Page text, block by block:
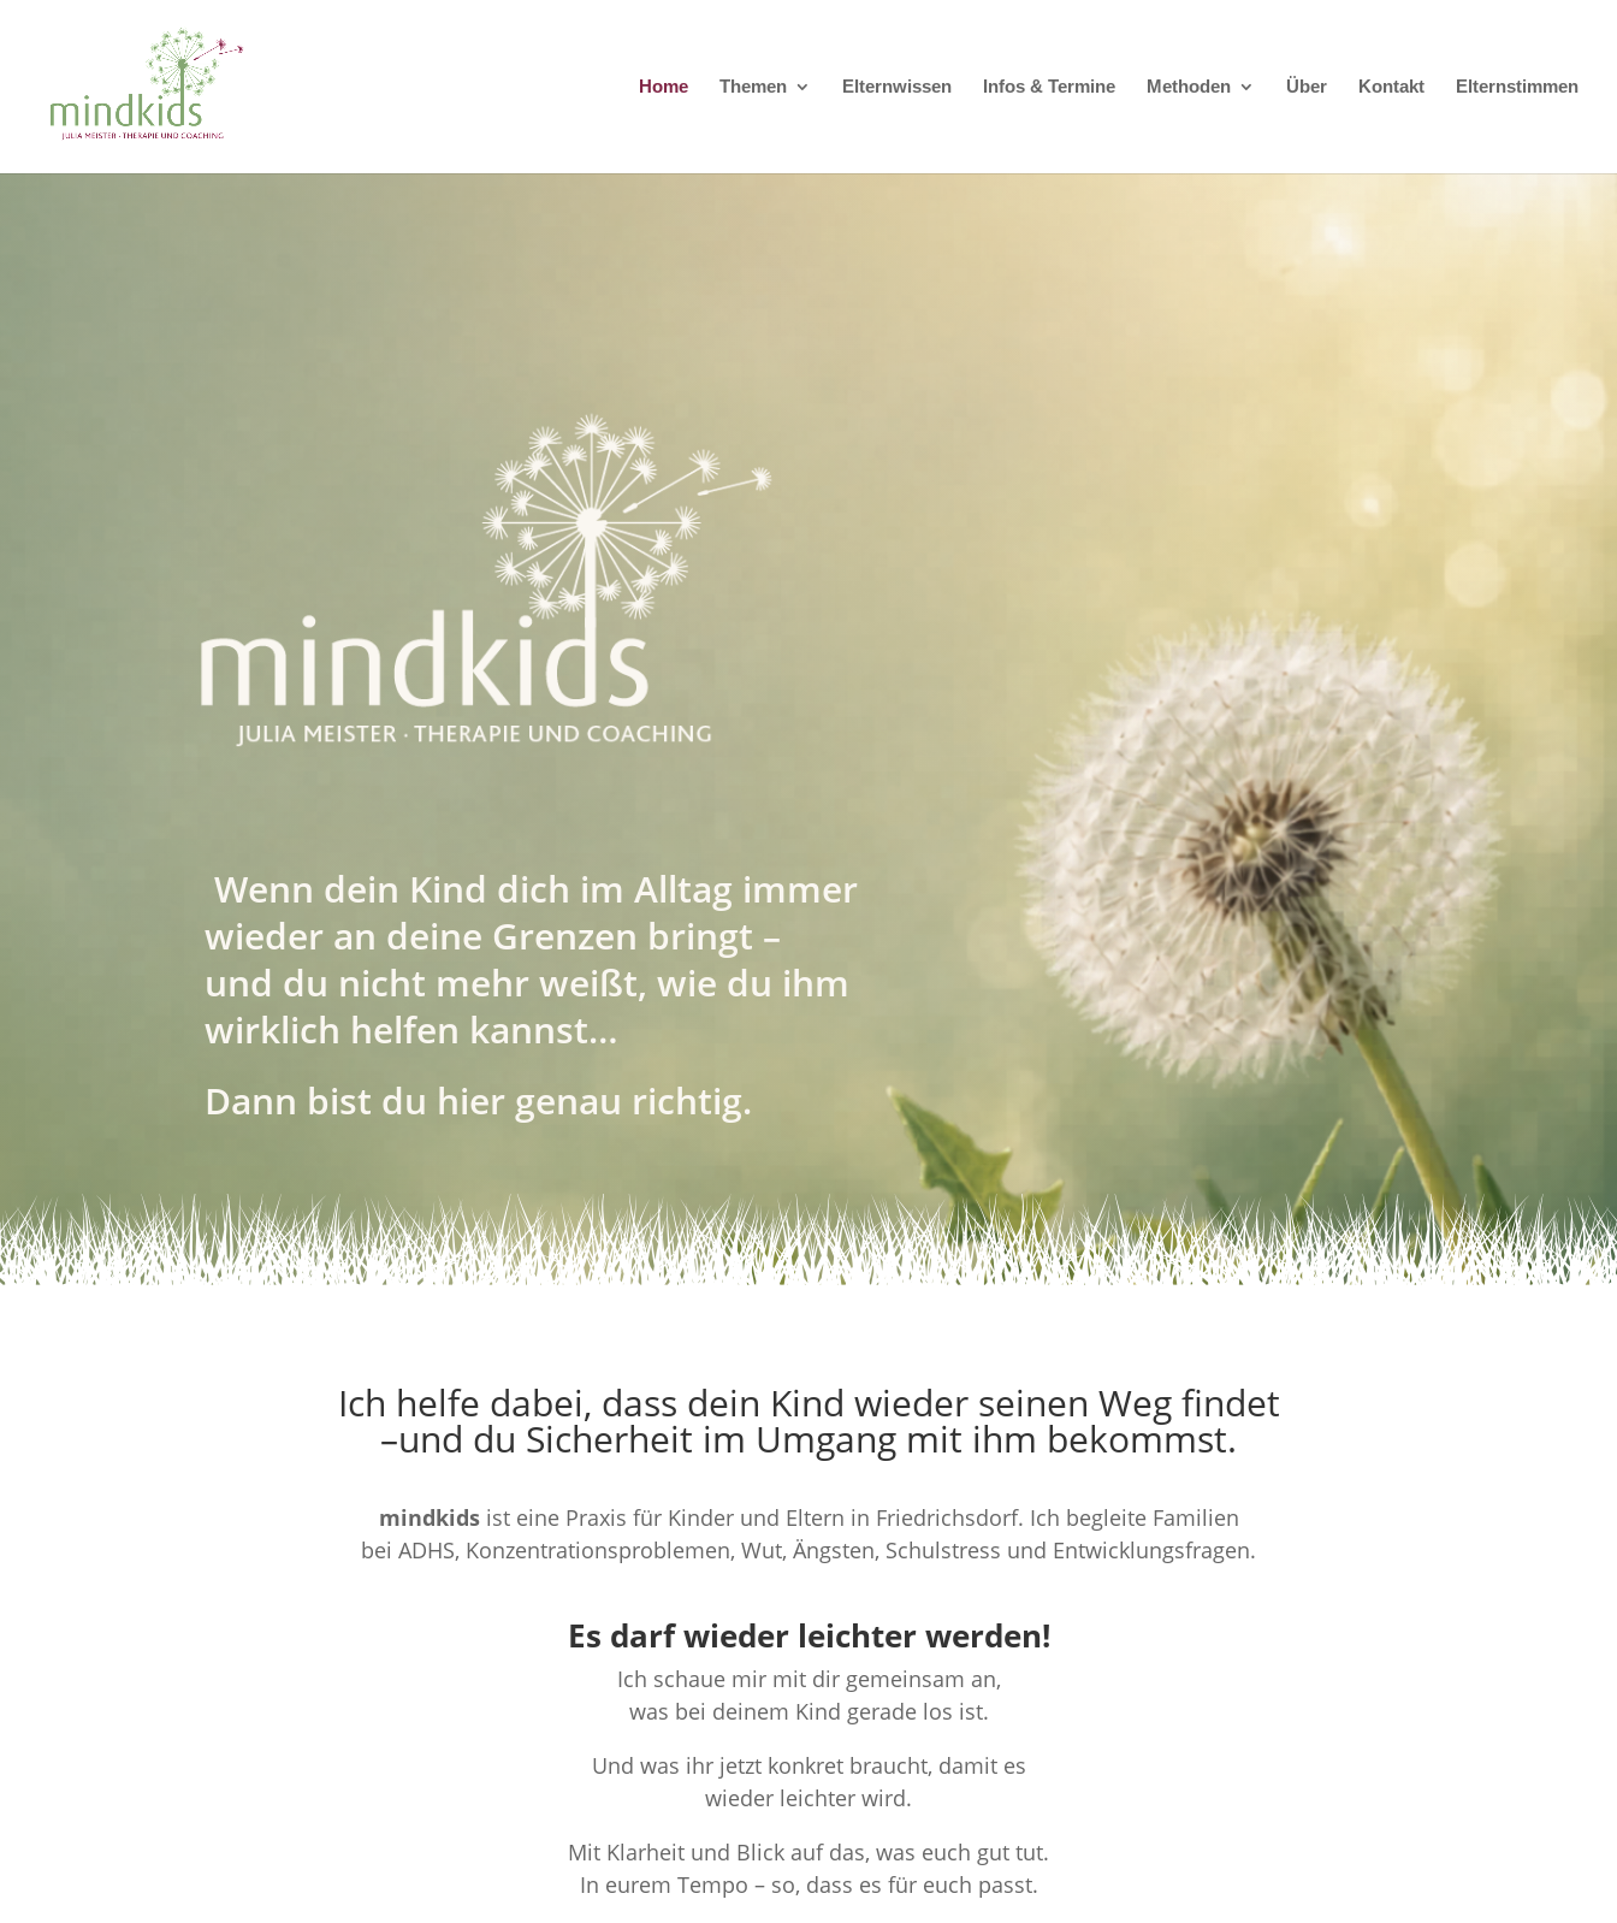
Home Themen Elternwissen Infos & Termine Methoden Über Kontakt Elternstimmen
Wenn dein Kind dich im Alltag immer
wieder an deine Grenzen bringt –
und du nicht mehr weißt, wie du ihm
wirklich helfen kannst…
Dann bist du hier genau richtig.
Ich helfe dabei, dass dein Kind wieder seinen Weg findet
–und du Sicherheit im Umgang mit ihm bekommst.
mindkidsist eine Praxis für Kinder und Eltern in Friedrichsdorf. Ich begleite Familien
bei ADHS, Konzentrationsproblemen, Wut, Ängsten, Schulstress und Entwicklungsfragen.
Es darf wieder leichter werden!
Ich schaue mir mit dir gemeinsam an,
was bei deinem Kind gerade los ist.
Und was ihr jetzt konkret braucht, damit es
wieder leichter wird.
Mit Klarheit und Blick auf das, was euch gut tut.
In eurem Tempo – so, dass es für euch passt.